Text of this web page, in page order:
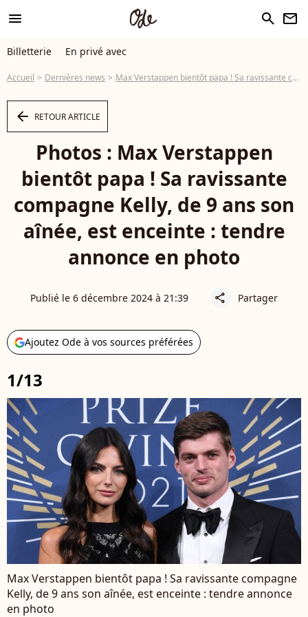
menu search newsletter
Billetterie En privé avec
Accueil Dernières news Max Verstappen bientôt papa ! Sa ravissante compagne Kelly, de 9 ans son aînée, est enceinte : tendre annonce en photo
arrow_left RETOUR ARTICLE
Photos : Max Verstappen
bientôt papa ! Sa ravissante
compagne Kelly, de 9 ans son
aînée, est enceinte : tendre
annonce en photo
Publié le 6 décembre 2024 à 21:39 share Partager
Ajoutez Ode à vos sources préférées
1/13
Max Verstappen bientôt papa ! Sa ravissante compagne
Kelly, de 9 ans son aînée, est enceinte : tendre annonce
en photo